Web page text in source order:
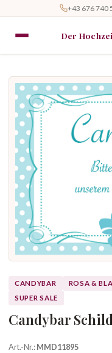
+43 676 740
Der
CANDYBAR ROSA &
SUPER SALE
Candybar
Art.-Nr.:MMD11895